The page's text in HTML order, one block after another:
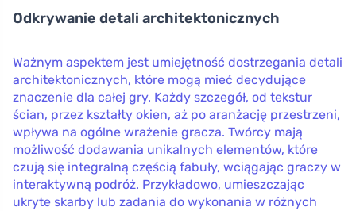
Odkrywanie detali architektonicznych
Ważnym aspektem jest umiejętność dostrzegania detali
architektonicznych, które mogą mieć decydujące
znaczenie dla całej gry. Każdy szczegół, od tekstur
ścian, przez kształty okien, aż po aranżację przestrzeni,
wpływa na ogólne wrażenie gracza. Twórcy mają
możliwość dodawania unikalnych elementów, które
czują się integralną częścią fabuły, wciągając graczy w
interaktywną podróż. Przykładowo, umieszczając
ukryte skarby lub zadania do wykonania w różnych